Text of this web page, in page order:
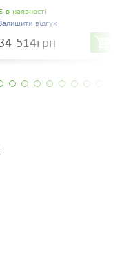
в наявності
відгук
514грн